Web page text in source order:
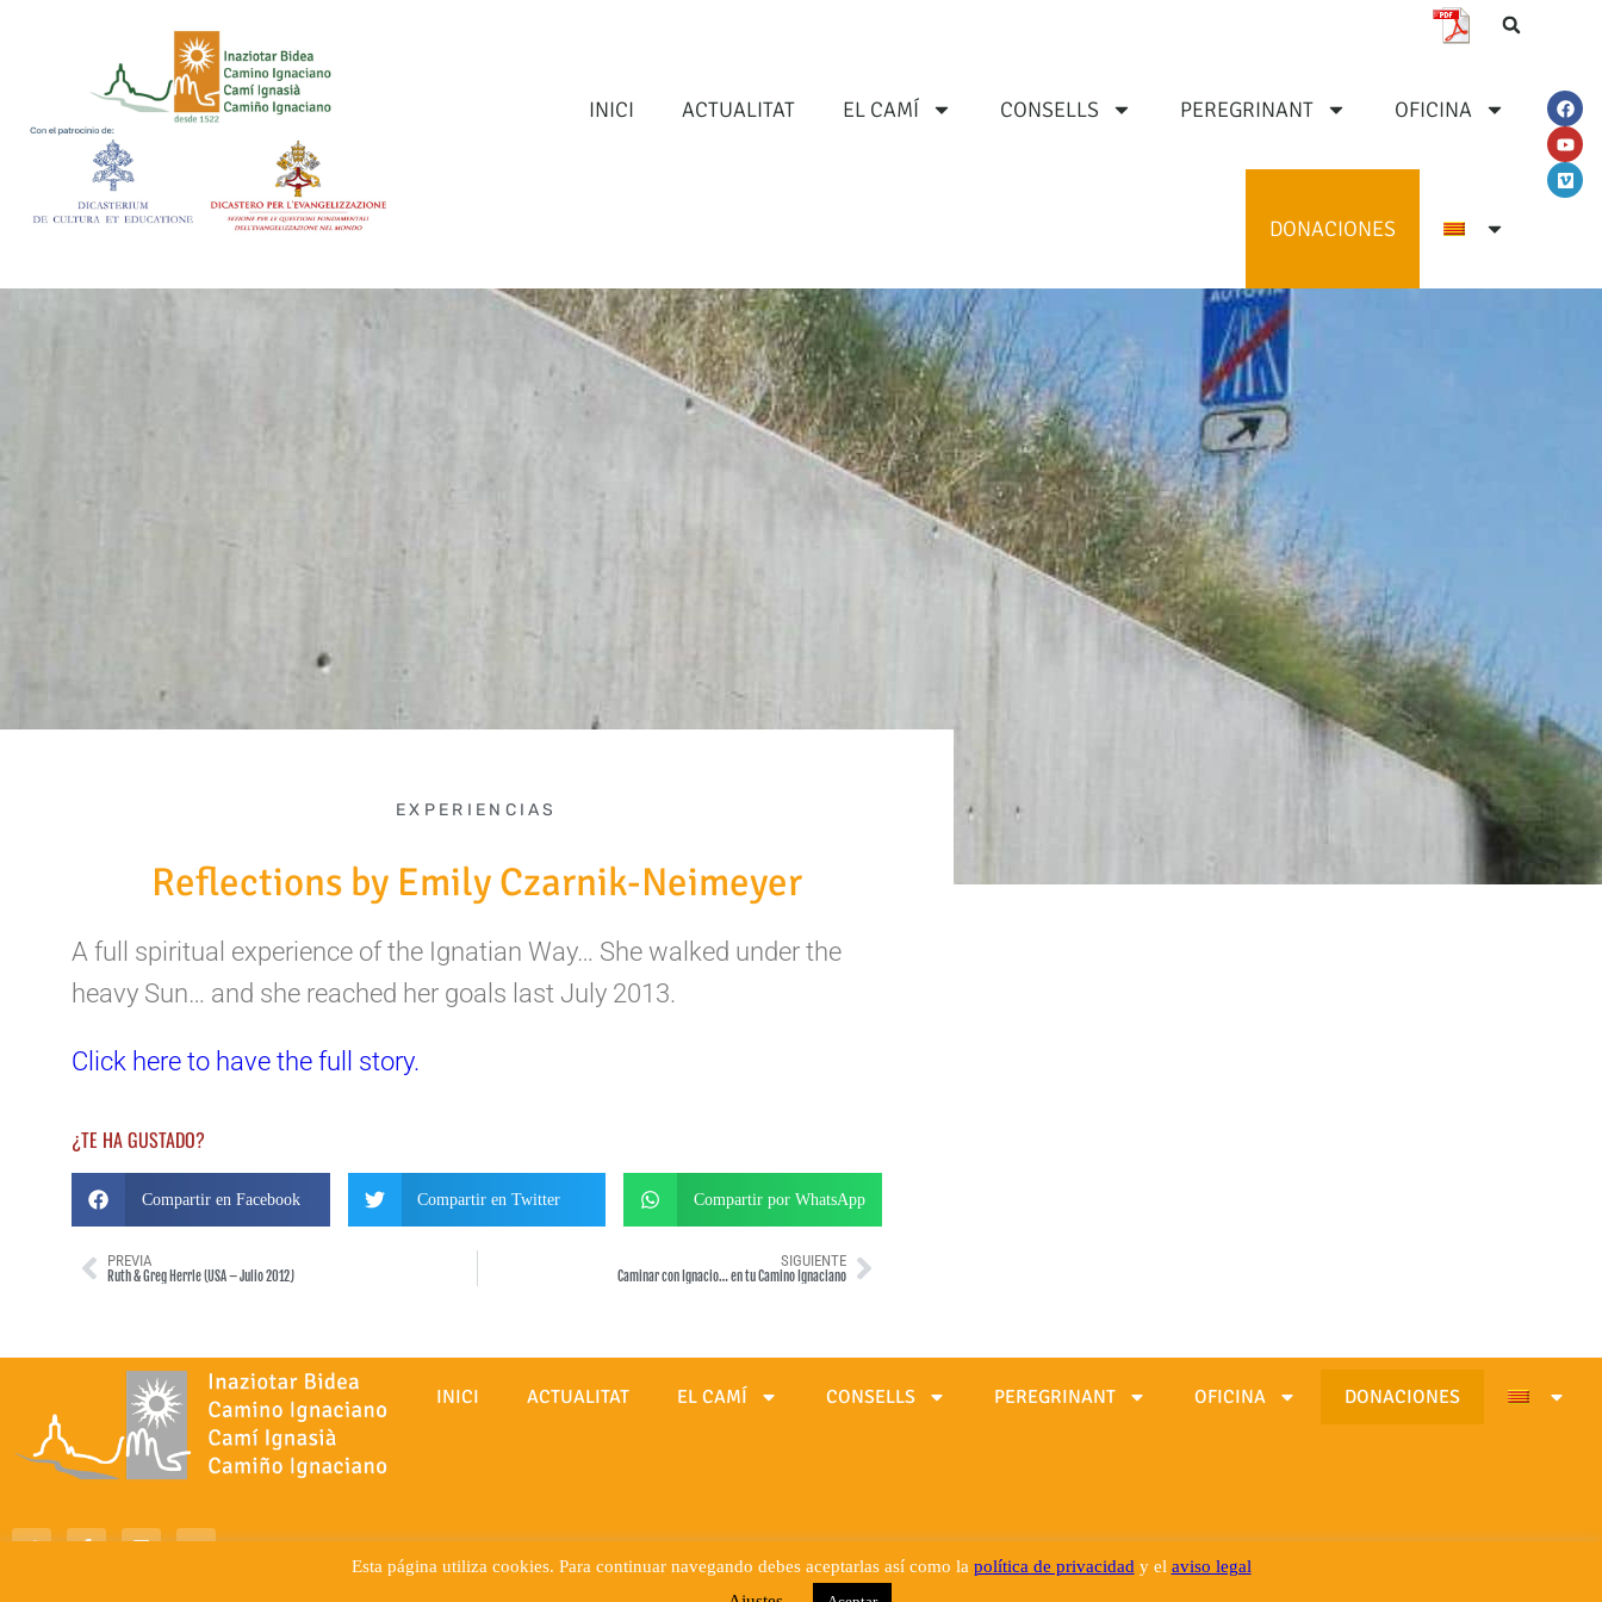
INICI ACTUALITAT EL CAMÍ CONSELLS PEREGRINANT OFICINA
DONACIONES
EXPERIENCIAS
Reflections by Emily Czarnik-Neimeyer
A full spiritual experience of the Ignatian Way… She walked under the
heavy Sun… and she reached her goals last July 2013.
Click here to have the full story.
¿TE HA GUSTADO?
Compartir en Facebook Compartir en Twitter Compartir por WhatsApp
PREVIA
Ruth & Greg Herrle (USA – Julio 2012)
SIGUIENTE
Caminar con Ignacio… en tu Camino Ignaciano
INICI ACTUALITAT EL CAMÍ CONSELLS PEREGRINANT OFICINA DONACIONES
Esta página utiliza cookies. Para continuar navegando debes aceptarlas así como la política de privacidad y el aviso legal